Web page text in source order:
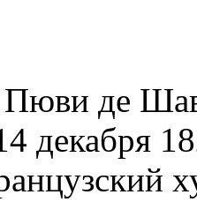
де
декабря